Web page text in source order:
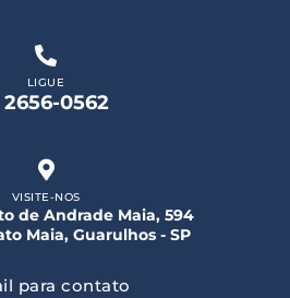
LIGUE
2656-0562
VISITE-NOS
de Andrade Maia, 594
Maia, Guarulhos - SP
para contato